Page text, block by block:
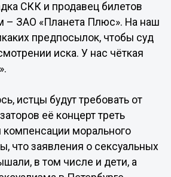
СКК и продавец билетов
– ЗАО «Планета Плюс». На наш
предпосылок, чтобы суд
иска. У нас чёткая
истцы будут требовать от
её концерт треть
морального
что заявления о сексуальных
в том числе и дети, а